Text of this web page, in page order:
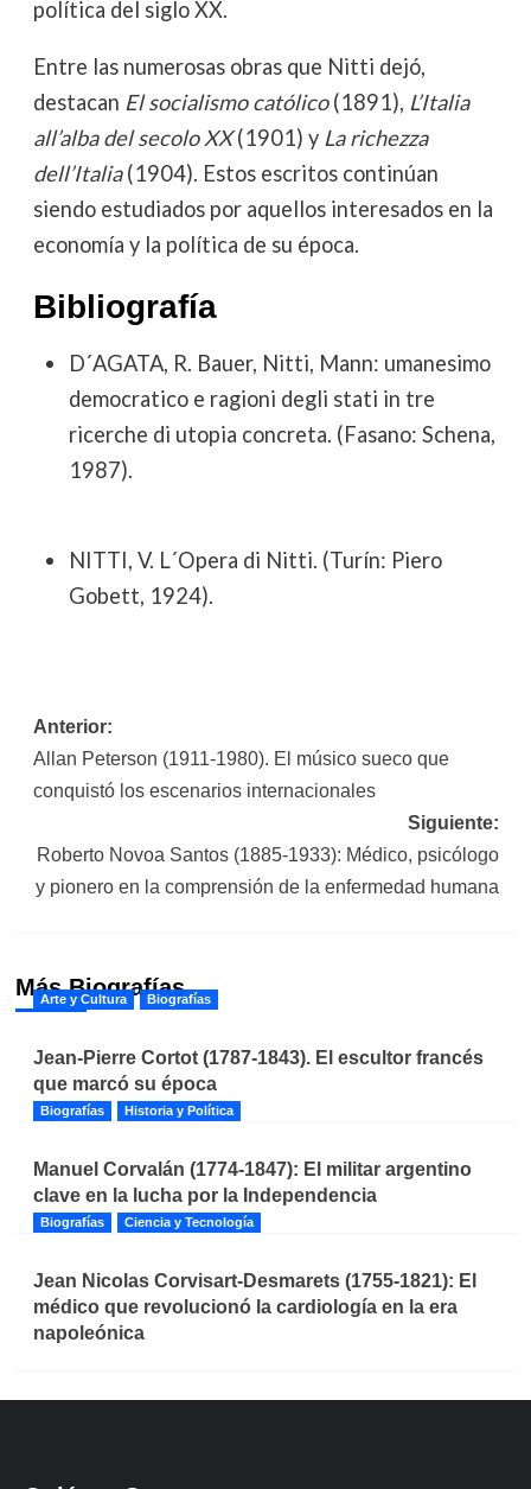
política del siglo XX.
Entre las numerosas obras que Nitti dejó,
destacan El socialismo católico(1891), L’Italia
all’alba del secolo XX(1901) y La richezza
dell’Italia(1904). Estos escritos continúan
siendo estudiados por aquellos interesados en la
economía y la política de su época.
Bibliografía
D´AGATA, R. Bauer, Nitti, Mann: umanesimo
democratico e ragioni degli stati in tre
ricerche di utopia concreta. (Fasano: Schena,
1987).
NITTI, V. L´Opera di Nitti. (Turín: Piero
Gobett, 1924).
Navegación
de
entradas
Anterior:
Allan Peterson (1911-1980). El músico sueco que
conquistó los escenarios internacionales
Siguiente:
Roberto Novoa Santos (1885-1933): Médico, psicólogo
y pionero en la comprensión de la enfermedad humana
Más Biografías
Arte y Cultura Biografías
Jean-Pierre Cortot (1787-1843). El escultor francés
que marcó su época
Biografías Historia y Política
Manuel Corvalán (1774-1847): El militar argentino
clave en la lucha por la Independencia
Biografías Ciencia y Tecnología
Jean Nicolas Corvisart-Desmarets (1755-1821): El
médico que revolucionó la cardiología en la era
napoleónica